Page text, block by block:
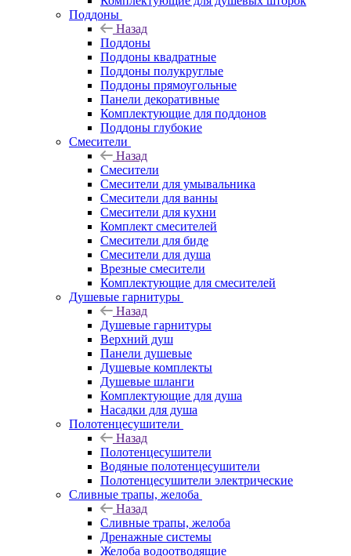
Поддоны
Назад
Поддоны
Поддоны квадратные
Поддоны полукруглые
Поддоны прямоугольные
Панели декоративные
Комплектующие для поддонов
Поддоны глубокие
Смесители
Назад
Смесители
Смесители для умывальника
Смесители для ванны
Смесители для кухни
Комплект смесителей
Смесители для биде
Смесители для душа
Врезные смесители
Комплектующие для смесителей
Душевые гарнитуры
Назад
Душевые гарнитуры
Верхний душ
Панели душевые
Душевые комплекты
Душевые шланги
Комплектующие для душа
Насадки для душа
Полотенцесушители
Назад
Полотенцесушители
Водяные полотенцесушители
Полотенцесушители электрические
Сливные трапы, желоба
Назад
Сливные трапы, желоба
Дренажные системы
Желоба водоотводящие